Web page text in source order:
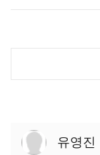
유영진